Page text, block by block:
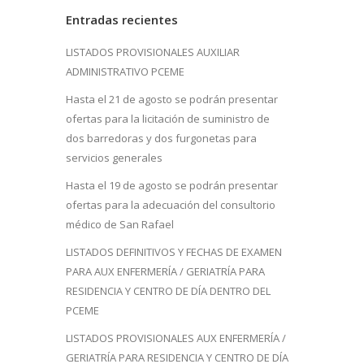
Entradas recientes
LISTADOS PROVISIONALES AUXILIAR
ADMINISTRATIVO PCEME
Hasta el 21 de agosto se podrán presentar
ofertas para la licitación de suministro de
dos barredoras y dos furgonetas para
servicios generales
Hasta el 19 de agosto se podrán presentar
ofertas para la adecuación del consultorio
médico de San Rafael
LISTADOS DEFINITIVOS Y FECHAS DE EXAMEN
PARA AUX ENFERMERÍA / GERIATRÍA PARA
RESIDENCIA Y CENTRO DE DÍA DENTRO DEL
PCEME
LISTADOS PROVISIONALES AUX ENFERMERÍA /
GERIATRÍA PARA RESIDENCIA Y CENTRO DE DÍA